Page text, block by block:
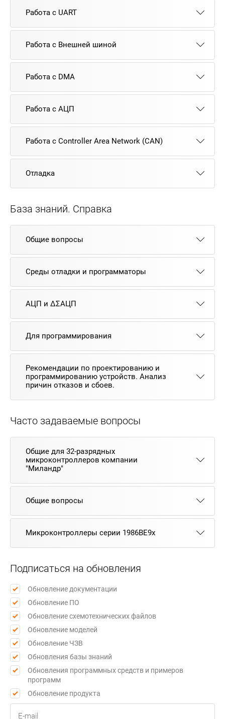
Работа с UART
Работа с Внешней шиной
Работа с DMA
Работа с АЦП
Работа с Controller Area Network (CAN)
Отладка
База знаний. Справка
Общие вопросы
Среды отладки и программаторы
АЦП и ΔΣАЦП
Для программирования
Рекомендации по проектированию и
программированию устройств. Анализ
причин отказов и сбоев.
Часто задаваемые вопросы
Общие для 32-разрядных
микроконтроллеров компании
"Миландр"
Общие вопросы
Микроконтроллеры серии 1986ВЕ9x
Подписаться на обновления
Обновление документации
Обновление ПО
Обновление схемотехнических файлов
Обновление моделей
Обновление ЧЗВ
Обновления базы знаний
Обновления программных средств и примеров
программ
Обновление продукта